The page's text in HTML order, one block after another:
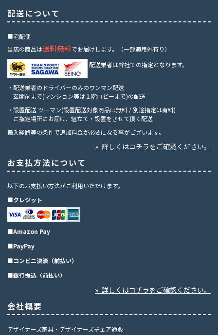
配送について
■宅配便
当店の商品は送料無料でお届けします。（一部適用外有り）
配送業者は弊社での指定となります。
・配送業者のドライバーのみのワンマン配送
玄関前まで(マンション等は１階ロビーまで)の配送
・設置配送 ツーマン(設置配送対象商品は無料 / 別途指定は有料)
ご指定場所にお届け、組立て・設置をさせて頂く配送
搬入経路等の条件で追加料金が必要になる事がございます。
» 詳しくはコチラをご確認ください。
お支払方法について
以下のお支払い方法がご利用いただけます。
■クレジット
■Amazon Pay
■PayPay
■コンビニ決済（前払い）
■銀行振込（前払い）
» 詳しくはコチラをご確認ください。
会社概要
デザイナーズ家具・デザイナーズチェア通販